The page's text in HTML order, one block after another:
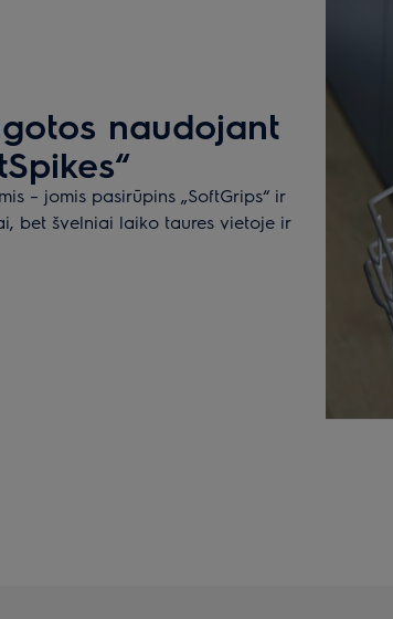
naudojant
– jomis pasirūpins „SoftGrips“ ir
bet švelniai laiko taures vietoje ir